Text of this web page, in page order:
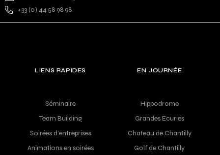
+33 (0) 44 58 98 98
LIENS RAPIDES
Séminaire
Team Building
Soirées d'entreprises
Animations en soirées
EN JOURNÉE
Hippodrome
Grandes Ecuries
Chateau de Chantilly
Golf de Chantilly